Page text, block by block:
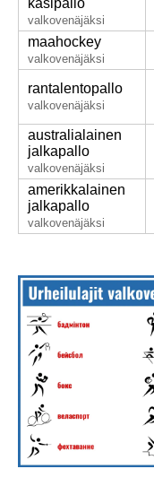
käsipallo
valkovenäjäksi
maahockey
valkovenäjäksi
rantalentopallo
valkovenäjäksi
australialainen
jalkapallo
valkovenäjäksi
amerikkalainen
jalkapallo
valkovenäjäksi